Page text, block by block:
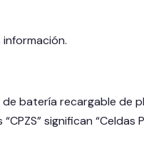
de batería recargable de
significan